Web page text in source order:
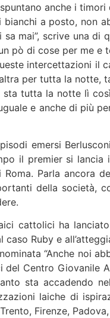
anche i
bianchi a posto, non
mai”, scrive una
pò di cose per me e
intercettazioni il
per tutta la
tutta la notte lì
e anche di più
emersi
il premier si lancia
Roma. Parla ancora
della società,
cattolici ha
Ruby e
“Anche noi
del Centro Giovanile
sta accadendo
laiche di
Firenze,